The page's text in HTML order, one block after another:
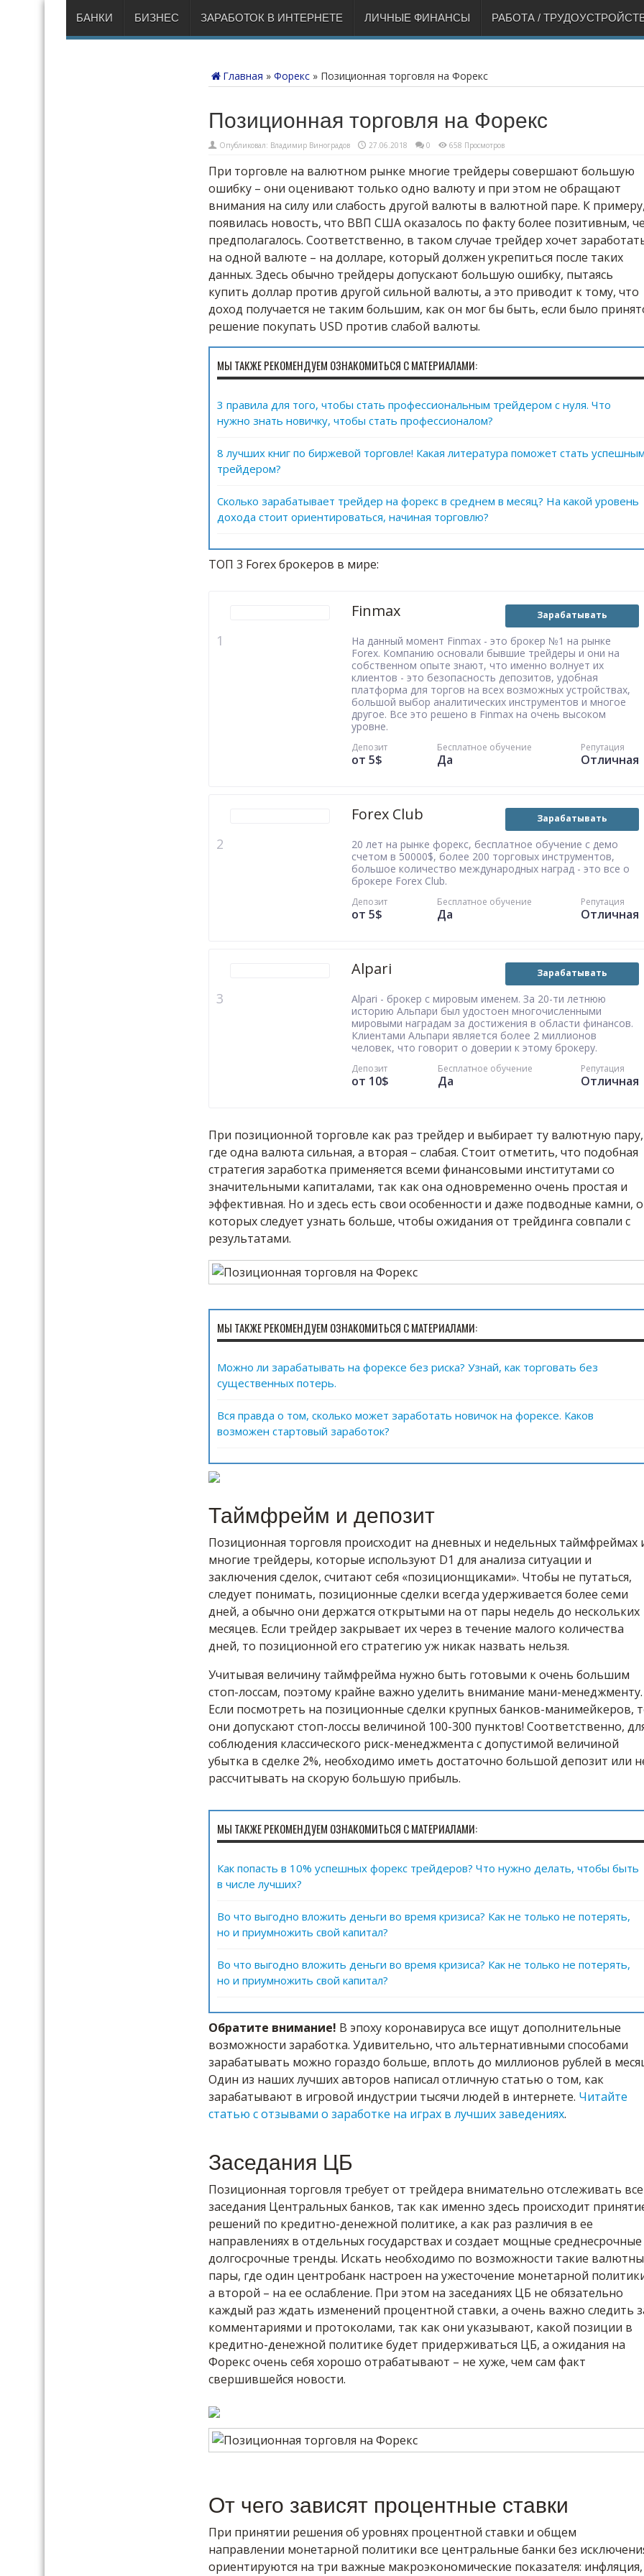
БАНКИ БИЗНЕС ЗАРАБОТОК В ИНТЕРНЕТЕ ЛИЧНЫЕ ФИНАНСЫ РАБОТА /
Главная » Форекс » Позиционная торговля на Форекс
Позиционная торговля на Форекс
Опубликовал: Владимир Виноградов 27.06.2018 0 658 Просмотров
При торговле на валютном рынке многие трейдеры совершают большую
ошибку – они оценивают только одно валюту и при этом не обращают
внимания на силу или слабость другой валюты в валютной паре. К
появилась новость, что ВВП США оказалось по факту более позитивным,
предполагалось. Соответственно, в таком случае трейдер хочет
на одной валюте – на долларе, который должен укрепиться после таких
данных. Здесь обычно трейдеры допускают большую ошибку, пытаясь
купить доллар против другой сильной валюты, а это приводит к тому, что
доход получается не таким большим, как он мог бы быть, если было
решение покупать USD против слабой валюты.
МЫ ТАКЖЕ РЕКОМЕНДУЕМ ОЗНАКОМИТЬСЯ С МАТЕРИАЛАМИ:
3 правила для того, чтобы стать профессиональным трейдером с нуля. Что
нужно знать новичку, чтобы стать профессионалом?
8 лучших книг по биржевой торговле! Какая литература поможет стать
трейдером?
Сколько зарабатывает трейдер на форекс в среднем в месяц? На какой уровень
дохода стоит ориентироваться, начиная торговлю?
ТОП 3 Forex брокеров в мире:
Finmax Зарабатывать
На данный момент Finmax - это брокер №1 на рынке
Forex. Компанию основали бывшие трейдеры и они на
собственном опыте знают, что именно волнует их
клиентов - это безопасность депозитов, удобная
платформа для торгов на всех возможных устройствах,
большой выбор аналитических инструментов и многое
другое. Все это решено в Finmax на очень высоком
уровне.
Депозит
от 5$
Бесплатное обучение
Да
Репутация
Отличная
Forex Club Зарабатывать
20 лет на рынке форекс, бесплатное обучение с демо
счетом в 50000$, более 200 торговых инструментов,
большое количество международных наград - это все о
брокере Forex Club.
Депозит
от 5$
Бесплатное обучение
Да
Репутация
Отличная
Alpari Зарабатывать
Alpari - брокер с мировым именем. За 20-ти летнюю
историю Альпари был удостоен многочисленными
мировыми наградам за достижения в области финансов.
Клиентами Альпари является более 2 миллионов
человек, что говорит о доверии к этому брокеру.
Депозит
от 10$
Бесплатное обучение
Да
Репутация
Отличная
При позиционной торговле как раз трейдер и выбирает ту валютную пару,
где одна валюта сильная, а вторая – слабая. Стоит отметить, что подобная
стратегия заработка применяется всеми финансовыми институтами со
значительными капиталами, так как она одновременно очень простая и
эффективная. Но и здесь есть свои особенности и даже подводные камни, о
которых следует узнать больше, чтобы ожидания от трейдинга совпали с
результатами.
МЫ ТАКЖЕ РЕКОМЕНДУЕМ ОЗНАКОМИТЬСЯ С МАТЕРИАЛАМИ:
Можно ли зарабатывать на форексе без риска? Узнай, как торговать без
существенных потерь.
Вся правда о том, сколько может заработать новичок на форексе. Каков
возможен стартовый заработок?
Таймфрейм и депозит
Позиционная торговля происходит на дневных и недельных таймфреймах
многие трейдеры, которые используют D1 для анализа ситуации и
заключения сделок, считают себя «позиционщиками». Чтобы не путаться,
следует понимать, позиционные сделки всегда удерживается более семи
дней, а обычно они держатся открытыми на от пары недель до нескольких
месяцев. Если трейдер закрывает их через в течение малого количества
дней, то позиционной его стратегию уж никак назвать нельзя.
Учитывая величину таймфрейма нужно быть готовыми к очень большим
стоп-лоссам, поэтому крайне важно уделить внимание мани-менеджменту.
Если посмотреть на позиционные сделки крупных банков-манимейкеров,
они допускают стоп-лоссы величиной 100-300 пунктов! Соответственно,
соблюдения классического риск-менеджмента с допустимой величиной
убытка в сделке 2%, необходимо иметь достаточно большой депозит или
рассчитывать на скорую большую прибыль.
МЫ ТАКЖЕ РЕКОМЕНДУЕМ ОЗНАКОМИТЬСЯ С МАТЕРИАЛАМИ:
Как попасть в 10% успешных форекс трейдеров? Что нужно делать, чтобы быть
в числе лучших?
Во что выгодно вложить деньги во время кризиса? Как не только не потерять,
но и приумножить свой капитал?
Во что выгодно вложить деньги во время кризиса? Как не только не потерять,
но и приумножить свой капитал?
Обратите внимание! В эпоху коронавируса все ищут дополнительные
возможности заработка. Удивительно, что альтернативными способами
зарабатывать можно гораздо больше, вплоть до миллионов рублей в
Один из наших лучших авторов написал отличную статью о том, как
зарабатывают в игровой индустрии тысячи людей в интернете. Читайте
статью с отзывами о заработке на играх в лучших заведениях.
Заседания ЦБ
Позиционная торговля требует от трейдера внимательно отслеживать все
заседания Центральных банков, так как именно здесь происходит
решений по кредитно-денежной политике, а как раз различия в ее
направлениях в отдельных государствах и создает мощные
долгосрочные тренды. Искать необходимо по возможности такие
пары, где один центробанк настроен на ужесточение монетарной
а второй – на ее ослабление. При этом на заседаниях ЦБ не обязательно
каждый раз ждать изменений процентной ставки, а очень важно следить
комментариями и протоколами, так как они указывают, какой позиции в
кредитно-денежной политике будет придерживаться ЦБ, а ожидания на
Форекс очень себя хорошо отрабатывают – не хуже, чем сам факт
свершившейся новости.
От чего зависят процентные ставки
При принятии решения об уровнях процентной ставки и общем
направлении монетарной политики все центральные банки без
ориентируются на три важные макроэкономические показателя: инфляция,